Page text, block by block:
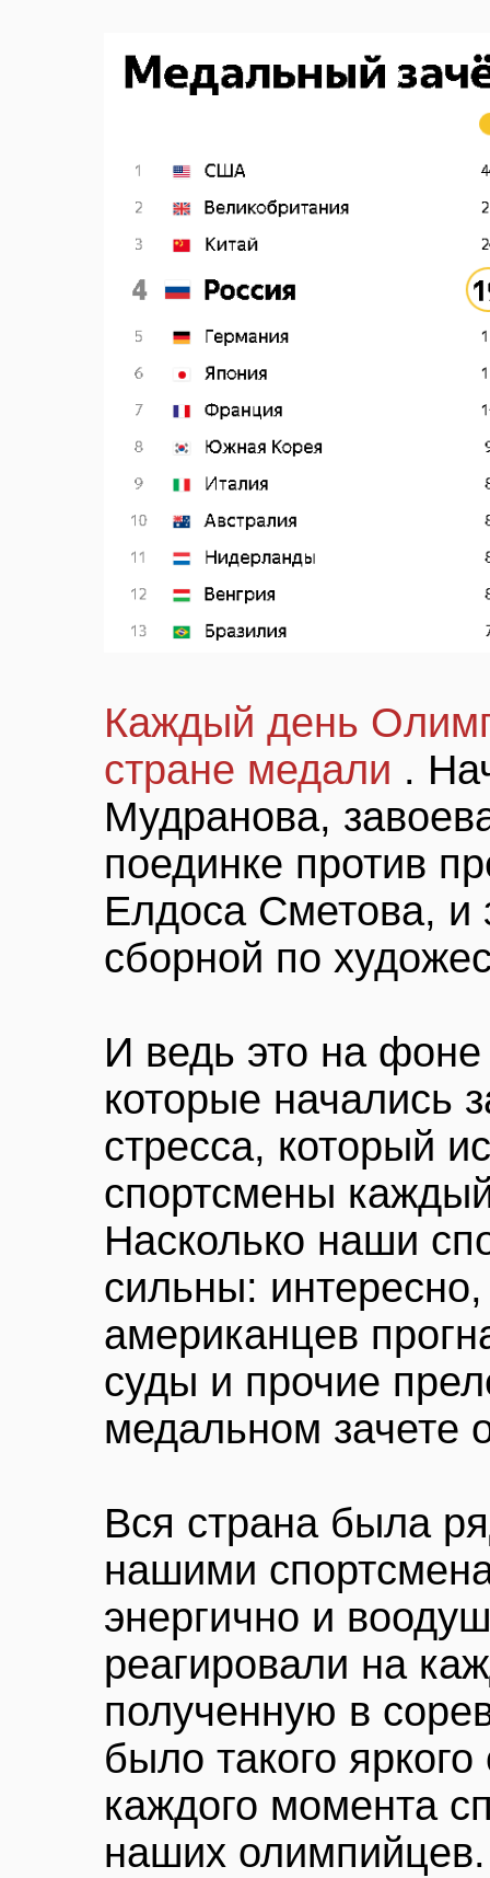
Каждый день
стране медали .
Мудранова,
поединке против
Елдоса Сметова, и
сборной по
И ведь это на фоне
которые начались
стресса, который
спортсмены
Насколько наши
сильны:
американцев
суды и прочие
медальном зачете
Вся страна была
нашими
энергично и
реагировали на
полученную в
было такого
каждого момента
наших олимпийцев.